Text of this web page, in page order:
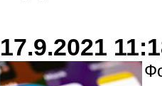
17.9.2021